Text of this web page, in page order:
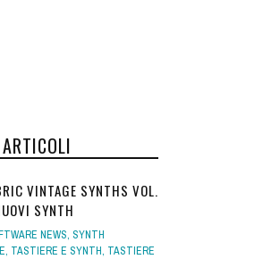
VINTAGE SYNTHS VOL.
SYNTH
NEWS, SYNTH
, TASTIERE E SYNTH, TASTIERE